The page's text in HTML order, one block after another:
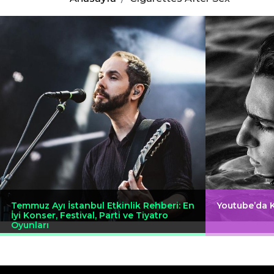
Temmuz Ayı İstanbul Etkinlik Rehberi: En
İyi Konser, Festival, Parti ve Tiyatro
Oyunları
Youtube’da